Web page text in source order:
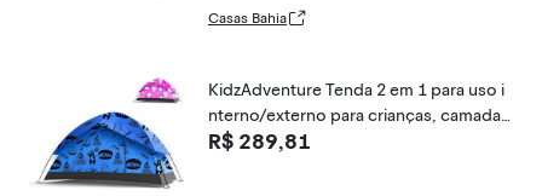
Casas Bahia
KidzAdventure Tenda 2 em 1 para uso i
nterno/externo para crianças, camada
dupla PU1500 impermeável, leve e fácil
R$ 289,81